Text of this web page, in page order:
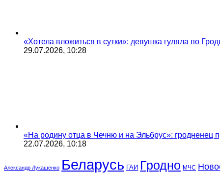
«Хотела вложиться в сутки»: девушка гуляла по
29.07.2026, 10:28
«На родину отца в Чечню и на Эльбрус»: гродненец
22.07.2026, 10:18
Александр Лукашенко Беларусь ГАИ Гродно МЧС